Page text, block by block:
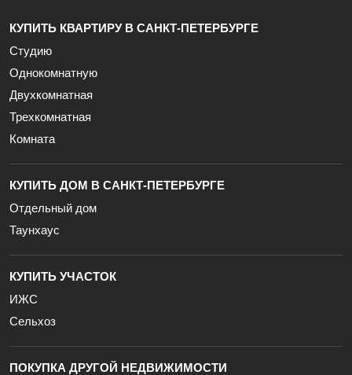
КУПИТЬ КВАРТИРУ В САНКТ-ПЕТЕРБУРГЕ
Студию
Однокомнатную
Двухкомнатная
Трехкомнатная
Комната
КУПИТЬ ДОМ В САНКТ-ПЕТЕРБУРГЕ
Отдельный дом
Таунхаус
КУПИТЬ УЧАСТОК
ИЖС
Сельхоз
ПОКУПКА ДРУГОЙ НЕДВИЖИМОСТИ